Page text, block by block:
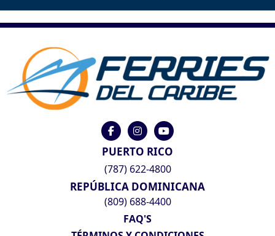
PUERTO RICO
(787) 622-4800
REPÚBLICA DOMINICANA
(809) 688-4400
FAQ'S